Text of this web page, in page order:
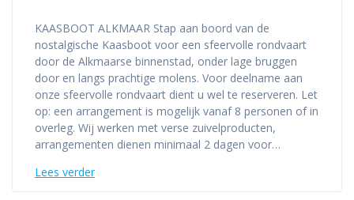
KAASBOOT ALKMAAR Stap aan boord van de
nostalgische Kaasboot voor een sfeervolle rondvaart
door de Alkmaarse binnenstad, onder lage bruggen
door en langs prachtige molens. Voor deelname aan
onze sfeervolle rondvaart dient u wel te reserveren. Let
op: een arrangement is mogelijk vanaf 8 personen of in
overleg. Wij werken met verse zuivelproducten,
arrangementen dienen minimaal 2 dagen voor…
Lees verder